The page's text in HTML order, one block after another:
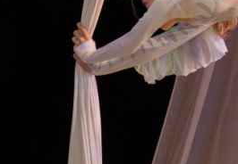
фестиваля:
с.